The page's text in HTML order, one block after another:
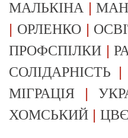
МАЛЬКІНА |
| ОРЛЕНКО|
ПРОФСПІЛКИ |
СОЛІДАРНІСТЬ |
МІГРАЦІЯ |
ХОМСЬКИЙ |